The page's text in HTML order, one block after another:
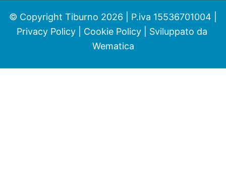
© Copyright Tiburno 2026 | P.iva 15536701004 |
Privacy Policy| Cookie Policy| Sviluppato da
Wematica